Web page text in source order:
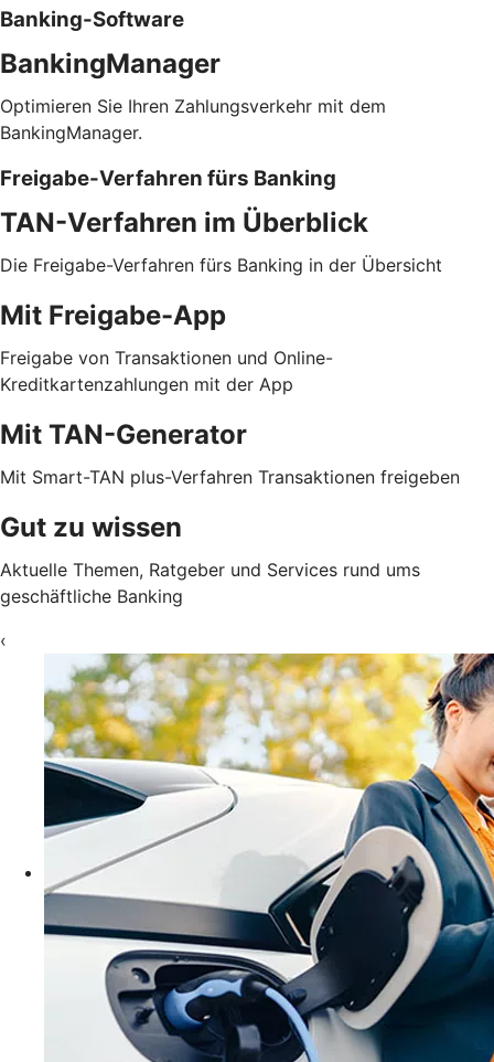
Banking-Software
BankingManager
Optimieren Sie Ihren Zahlungsverkehr mit dem
BankingManager.
Freigabe-Verfahren fürs Banking
TAN-Verfahren im Überblick
Die Freigabe-Verfahren fürs Banking in der Übersicht
Mit Freigabe-App
Freigabe von Transaktionen und Online-
Kreditkartenzahlungen mit der App
Mit TAN-Generator
Mit Smart-TAN plus-Verfahren Transaktionen freigeben
Gut zu wissen
Aktuelle Themen, Ratgeber und Services rund ums
geschäftliche Banking
‹